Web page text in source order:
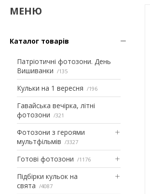
Каталог товарів
Патріотичні фотозони. День
Вишиванки
135
Кульки на 1 вересня 196
Гавайська вечірка, літні
фотозони
321
Фотозони з героями
мультфільмів
3327
Готові фотозони 1176
Підбірки кульок на
свята
4087